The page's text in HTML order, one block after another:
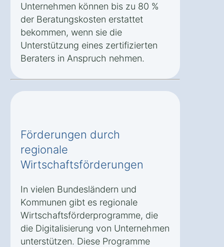
Unternehmen können bis zu 80 %
der Beratungskosten erstattet
bekommen, wenn sie die
Unterstützung eines zertifizierten
Beraters in Anspruch nehmen.
Förderungen durch
regionale
Wirtschaftsförderungen
In vielen Bundesländern und
Kommunen gibt es regionale
Wirtschaftsförderprogramme, die
die Digitalisierung von Unternehmen
unterstützen. Diese Programme